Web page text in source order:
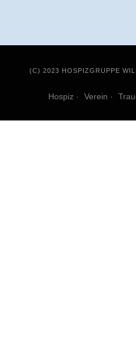
Hospiz Verein
(C) 2023 HOSPIZGRUPPE